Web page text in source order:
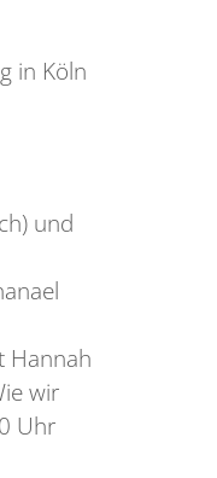
in Köln
und
Hannah
wir
Uhr